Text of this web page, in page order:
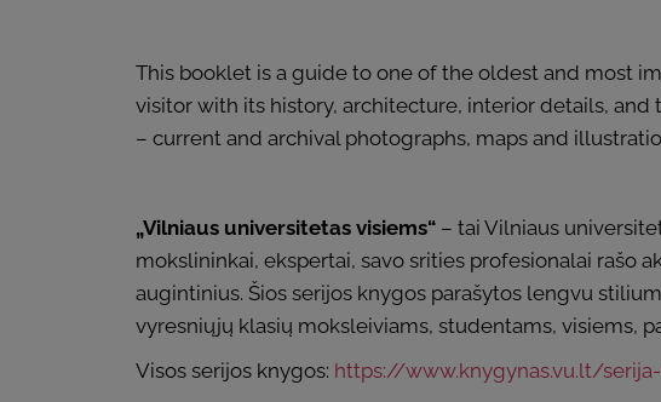
This booklet is a guide to one of the oldest and most
visitor with its history, architecture, interior details,
– current and archival photographs, maps and
„Vilniaus universitetas visiems“ – tai Vilniaus
mokslininkai, ekspertai, savo srities profesionalai rašo
augintinius. Šios serijos knygos parašytos lengvu
vyresniųjų klasių moksleiviams, studentams, visiems,
Visos serijos knygos: https://www.knygynas.vu.lt/